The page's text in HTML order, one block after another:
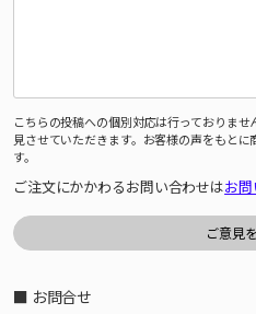
こちらの投稿への個別対応は行っておりま
見させていただきます。お客様の声をもと
す。
ご注文にかかわるお問い合わせはお
■ お問合せ